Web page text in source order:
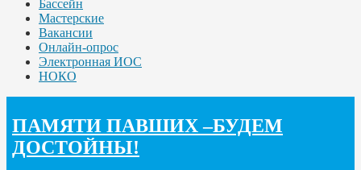
Бассейн
Мастерские
Вакансии
Онлайн-опрос
Электронная ИОС
НОКО
ПАМЯТИ ПАВШИХ –БУДЕМ
ДОСТОЙНЫ!